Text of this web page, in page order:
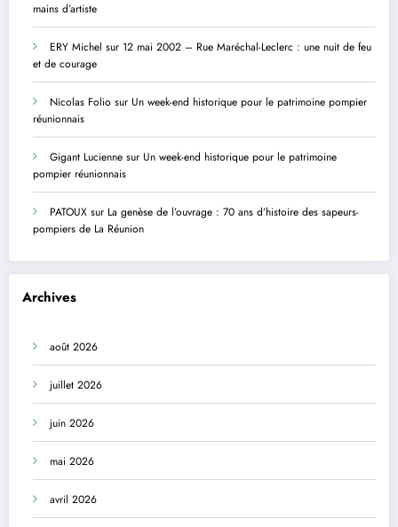
mains d’artiste
ERY Michel sur 12 mai 2002 – Rue Maréchal-Leclerc : une nuit de feu
et de courage
Nicolas Folio sur Un week-end historique pour le patrimoine pompier
réunionnais
Gigant Lucienne sur Un week-end historique pour le patrimoine
pompier réunionnais
PATOUX sur La genèse de l’ouvrage : 70 ans d’histoire des sapeurs-
pompiers de La Réunion
Archives
août 2026
juillet 2026
juin 2026
mai 2026
avril 2026